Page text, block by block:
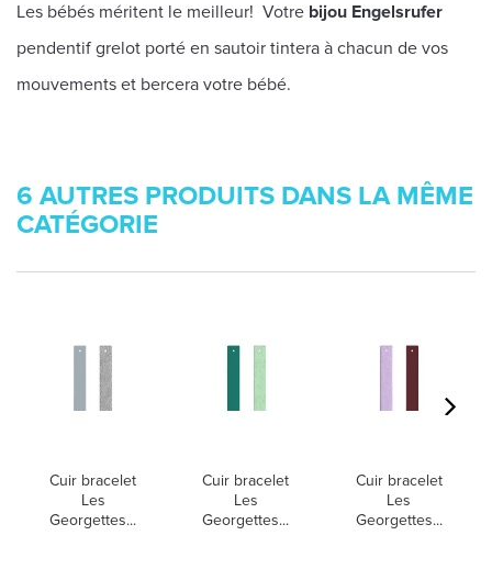
Les bébés méritent le meilleur! Votre bijou Engelsrufer
pendentif grelot porté en sautoir tintera à chacun de vos
mouvements et bercera votre bébé.
6 AUTRES PRODUITS DANS LA MÊME
CATÉGORIE
Cuir bracelet
Les
Georgettes...
Cuir bracelet
Les
Georgettes...
Cuir bracelet
Les
Georgettes...